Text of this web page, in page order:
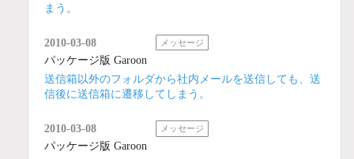
まう。
2010-03-08 メッセージ
パッケージ版 Garoon
送信箱以外のフォルダから社内メールを送信しても、送
信後に送信箱に遷移してしまう。
2010-03-08 メッセージ
パッケージ版 Garoon